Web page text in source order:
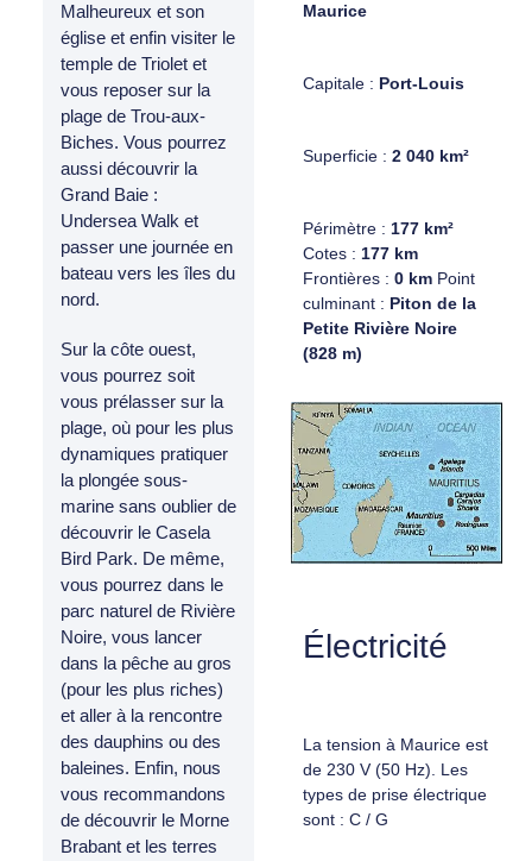
Malheureux et son
église et enfin visiter le
temple de Triolet et
vous reposer sur la
plage de Trou-aux-
Biches. Vous pourrez
aussi découvrir la
Grand Baie :
Undersea Walk et
passer une journée en
bateau vers les îles du
nord.
Sur la côte ouest,
vous pourrez soit
vous prélasser sur la
plage, où pour les plus
dynamiques pratiquer
la plongée sous-
marine sans oublier de
découvrir le Casela
Bird Park. De même,
vous pourrez dans le
parc naturel de Rivière
Noire, vous lancer
dans la pêche au gros
(pour les plus riches)
et aller à la rencontre
des dauphins ou des
baleines. Enfin, nous
vous recommandons
de découvrir le Morne
Brabant et les terres
Maurice
Capitale : Port-Louis
Superficie : 2 040 km²
Périmètre : 177 km²
Cotes : 177 km
Frontières : 0 km Point
culminant : Piton de la
Petite Rivière Noire
(828 m)
Électricité
La tension à Maurice est
de 230 V (50 Hz). Les
types de prise électrique
sont : C / G